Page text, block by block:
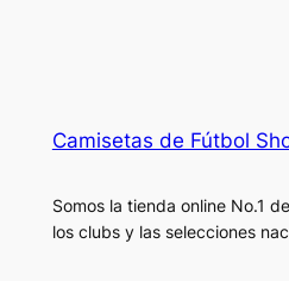
Camisetas de Fútbol
Somos la tienda online No.1
los clubs y las selecciones